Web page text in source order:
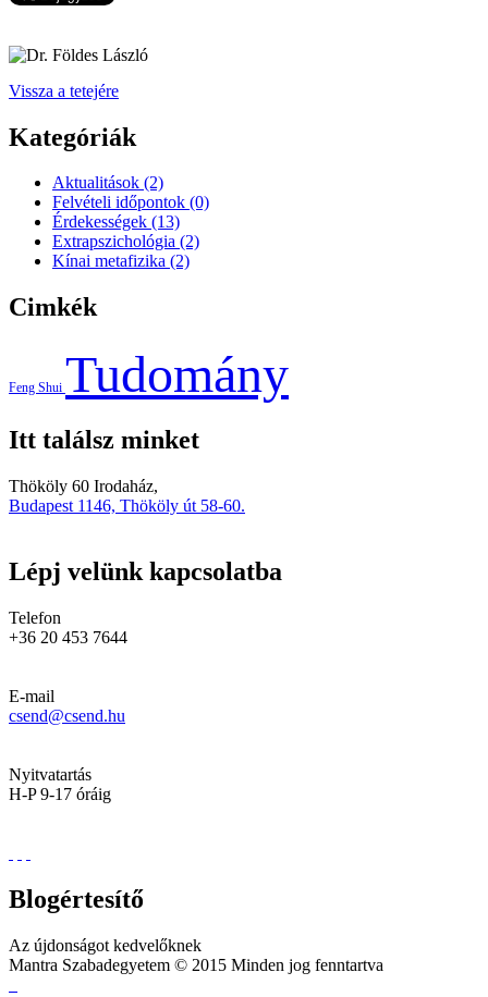
Vissza a tetejére
Kategóriák
Aktualitások (2)
Felvételi időpontok (0)
Érdekességek (13)
Extrapszichológia (2)
Kínai metafizika (2)
Cimkék
Feng Shui Tudomány
Itt találsz minket
Thököly 60 Irodaház,
Budapest 1146, Thököly út 58-60.
Lépj velünk kapcsolatba
Telefon
+36 20 453 7644
E-mail
csend@csend.hu
Nyitvatartás
H-P 9-17 óráig
Blogértesítő
Az újdonságot kedvelőknek
Mantra Szabadegyetem © 2015 Minden jog fenntartva